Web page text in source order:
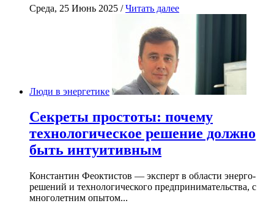
Среда, 25 Июнь 2025 /Читать далее
Люди в энергетике
Секреты простоты: почему
технологическое решение должно
быть интуитивным
Константин Феоктистов — эксперт в области энерго-
решений и технологического предпринимательства, с
многолетним опытом...